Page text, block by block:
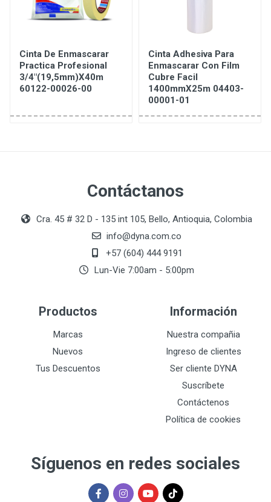
Cinta De Enmascarar
Practica Profesional
3/4"(19,5mm)X40m
60122-00026-00
Cinta Adhesiva Para
Enmascarar Con Film
Cubre Facil
1400mmX25m 04403-
00001-01
Contáctanos
Cra. 45 # 32 D - 135 int 105, Bello, Antioquia, Colombia
info@dyna.com.co
+57 (604) 444 9191
Lun-Vie 7:00am - 5:00pm
Productos
Marcas
Nuevos
Tus Descuentos
Información
Nuestra compañia
Ingreso de clientes
Ser cliente DYNA
Suscríbete
Contáctenos
Política de cookies
Síguenos en redes sociales